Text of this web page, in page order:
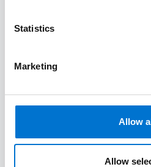
Statistics
Marketing
Allow
Allow
l’accès à des zones d’accès
l’APB n’a l’intention d’en tirer
vigueur, elle en informe les
l’acceptent explicitement en